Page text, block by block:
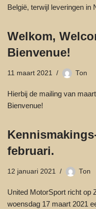
België, terwijl leveringen in
Welkom,
Bienvenue!
11 maart 2021 Ton
Hierbij de mailing van
Bienvenue!
februari.
12 januari 2021 Ton
United MotorSport richt op
woensdag 17 maart 2021